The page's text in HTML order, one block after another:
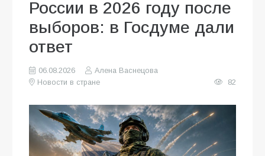
России в 2026 году после
выборов: в Госдуме дали
ответ
06.08.2026
Алена Васнецова
Новости в стране
82